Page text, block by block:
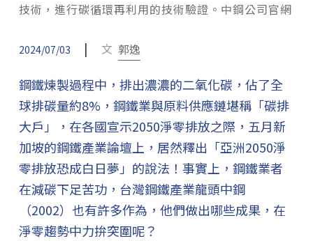
技術，進行碳循環再利用的技術驗證。中鋼公司官網
2024/07/03 | 文 郭逸
鋼鐵煉製過程中，排出濃濃的二氧化碳，佔了全
球排碳量約8%，鋼鐵業與原料供應鏈堪稱「碳排
大戶」，在各國宣示2050淨零排放之際，五月新
加坡的鋼鐵產業論壇上，居然釋出「亞洲2050淨
零排放恐成白日夢」的說法！事實上，鋼鐵業者
在減碳下足苦功，台灣鋼鐵產業龍頭中鋼
（2002）也有許多作為，他們做出哪些成果，在
淨零趨勢中力拚突圍呢？